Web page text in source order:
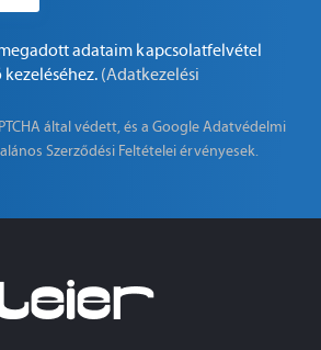
adataim kapcsolatfelvétel
(Adatkezelési
által védett, és a GoogleAdatvédelmi
Szerződési Feltételeiérvényesek.